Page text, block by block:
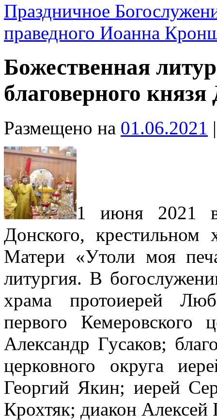
Праздничное
праведного Иоанна
Божественная
благоверного
Размещено на 01.06.2021 |
1 июня 2021
Донского,
Матери «Утоли моя
литургия. В
храма протоиерей
первого Кемеровского
Александр Гусаков;
церковного округа
Георгий Якин; иерей
Крохтяк; диакон Алексей